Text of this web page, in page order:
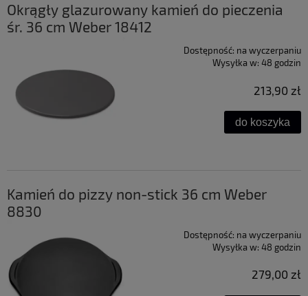
Okrągły glazurowany kamień do pieczenia
śr. 36 cm Weber 18412
Dostępność: na wyczerpaniu
Wysyłka w: 48 godzin
213,90 zł
do koszyka
Kamień do pizzy non-stick 36 cm Weber
8830
Dostępność: na wyczerpaniu
Wysyłka w: 48 godzin
279,00 zł